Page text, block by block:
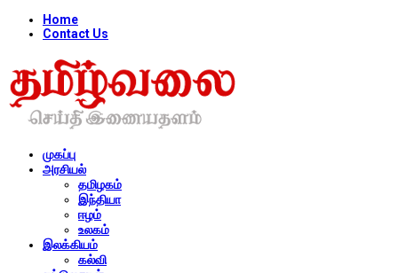
Home
Contact Us
முகப்பு
அரசியல்
தமிழகம்
இந்தியா
ஈழம்
உலகம்
இலக்கியம்
கல்வி